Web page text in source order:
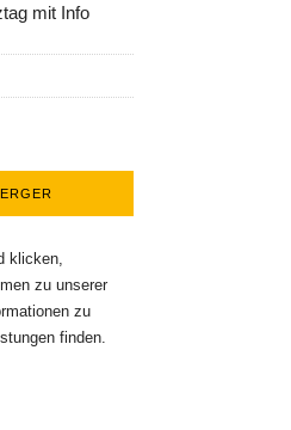
mit Info
klicken,
zu unserer
zu
finden.